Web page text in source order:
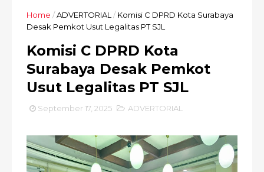
Home /ADVERTORIAL / Komisi C DPRD Kota Surabaya
Desak Pemkot Usut Legalitas PT SJL
Komisi C DPRD Kota
Surabaya Desak Pemkot
Usut Legalitas PT SJL
September 17, 2025 ADVERTORIAL